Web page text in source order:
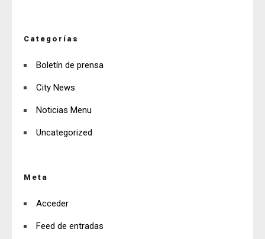
Categorías
Boletín de prensa
City News
Noticias Menu
Uncategorized
Meta
Acceder
Feed de entradas